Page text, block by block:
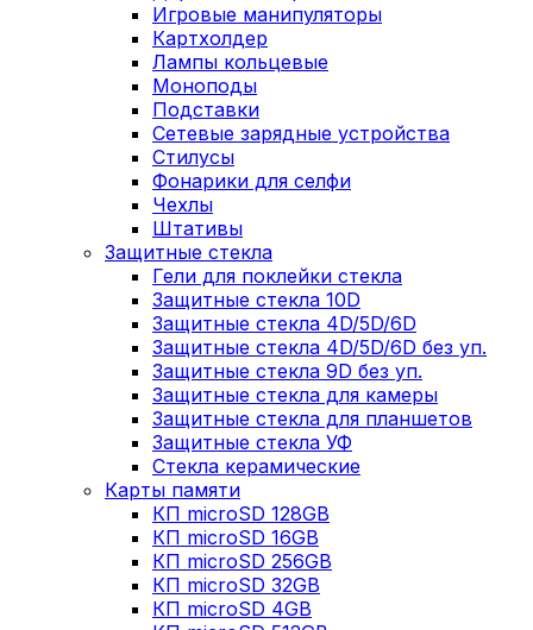
Игровые манипуляторы
Картхолдер
Лампы кольцевые
Моноподы
Подставки
Сетевые зарядные устройства
Стилусы
Фонарики для селфи
Чехлы
Штативы
Защитные стекла
Гели для поклейки стекла
Защитные стекла 10D
Защитные стекла 4D/5D/6D
Защитные стекла 4D/5D/6D без уп.
Защитные стекла 9D без уп.
Защитные стекла для камеры
Защитные стекла для планшетов
Защитные стекла УФ
Стекла керамические
Карты памяти
КП microSD 128GB
КП microSD 16GB
КП microSD 256GB
КП microSD 32GB
КП microSD 4GB